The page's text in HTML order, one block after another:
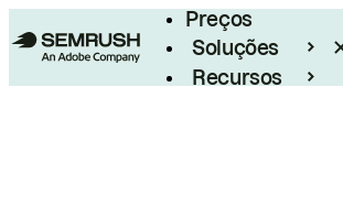
Preços
Soluções
Recursos